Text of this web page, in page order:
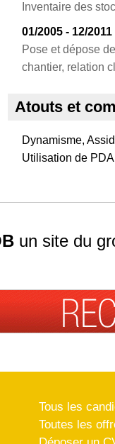
Inventaire des
01/2005 - 12/2011
Pose et dépose
chantier, relation
Atouts et
Dynamisme,
Utilisation de
un site du
Tous les
Toutes les